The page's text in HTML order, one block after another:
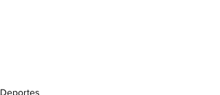
Deportes